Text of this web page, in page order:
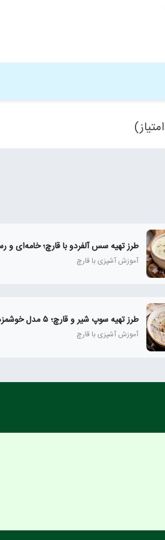
طرز تهیه سس آلفردو با قارچ؛ خامه‌ای و
آموزش آشپزی با قارچ
طرز تهیه سوپ شیر و قارچ؛ ۵ مدل خوشمزه و رستورانی
آموزش آشپزی با قارچ